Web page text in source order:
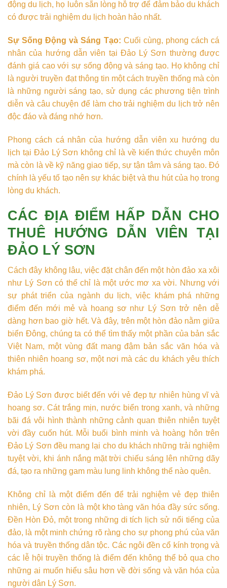
động du lịch, họ luôn sẵn lòng hỗ trợ để đảm bảo du khách
có được trải nghiệm du lịch hoàn hảo nhất.
Sự Sống Động và Sáng Tạo: Cuối cùng, phong cách cá
nhân của hướng dẫn viên tại Đảo Lý Sơn thường được
đánh giá cao với sự sống động và sáng tạo. Họ không chỉ
là người truyền đạt thông tin một cách truyền thống mà còn
là những người sáng tạo, sử dụng các phương tiện trình
diễn và câu chuyện để làm cho trải nghiệm du lịch trở nên
độc đáo và đáng nhớ hơn.
Phong cách cá nhân của hướng dẫn viên xu hướng du
lịch tại Đảo Lý Sơn không chỉ là về kiến thức chuyên môn
mà còn là về kỹ năng giao tiếp, sự tận tâm và sáng tạo. Đó
chính là yếu tố tạo nên sự khác biệt và thu hút của họ trong
lòng du khách.
CÁC ĐỊA ĐIỂM HẤP DẪN CHO
THUÊ HƯỚNG DẪN VIÊN TẠI
ĐẢO LÝ SƠN
Cách đây không lâu, việc đặt chân đến một hòn đảo xa xôi
như Lý Sơn có thể chỉ là một ước mơ xa vời. Nhưng với
sự phát triển của ngành du lịch, việc khám phá những
điểm đến mới mẻ và hoang sơ như Lý Sơn trở nên dễ
dàng hơn bao giờ hết. Và đây, trên một hòn đảo nằm giữa
biển Đông, chúng ta có thể tìm thấy một phần của bản sắc
Việt Nam, một vùng đất mang đậm bản sắc văn hóa và
thiên nhiên hoang sơ, một nơi mà các du khách yêu thích
khám phá.
Đảo Lý Sơn được biết đến với vẻ đẹp tự nhiên hùng vĩ và
hoang sơ. Cát trắng mịn, nước biển trong xanh, và những
bãi đá vôi hình thành những cảnh quan thiên nhiên tuyệt
vời đầy cuốn hút. Mỗi buổi bình minh và hoàng hôn trên
Đảo Lý Sơn đều mang lại cho du khách những trải nghiệm
tuyệt vời, khi ánh nắng mặt trời chiếu sáng lên những dãy
đá, tạo ra những gam màu lung linh không thể nào quên.
Không chỉ là một điểm đến để trải nghiệm vẻ đẹp thiên
nhiên, Lý Sơn còn là một kho tàng văn hóa đầy sức sống.
Đền Hòn Đỏ, một trong những di tích lịch sử nổi tiếng của
đảo, là một minh chứng rõ ràng cho sự phong phú của văn
hóa và truyền thống dân tộc. Các ngôi đền cổ kính trọng và
các lễ hội truyền thống là điểm đến không thể bỏ qua cho
những ai muốn hiểu sâu hơn về đời sống và văn hóa của
người dân Lý Sơn.